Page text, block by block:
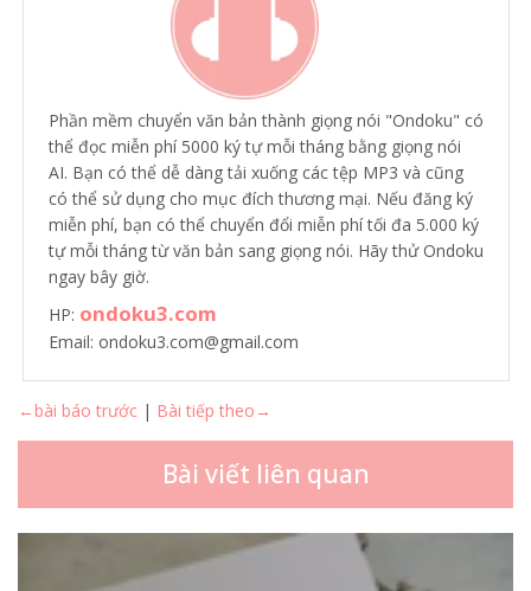
Phần mềm chuyển văn bản thành giọng nói "Ondoku" có
thể đọc miễn phí 5000 ký tự mỗi tháng bằng giọng nói
AI. Bạn có thể dễ dàng tải xuống các tệp MP3 và cũng
có thể sử dụng cho mục đích thương mại. Nếu đăng ký
miễn phí, bạn có thể chuyển đổi miễn phí tối đa 5.000 ký
tự mỗi tháng từ văn bản sang giọng nói. Hãy thử Ondoku
ngay bây giờ.
HP: ondoku3.com
Email: ondoku3.com@gmail.com
←bài báo trước | Bài tiếp theo→
Bài viết liên quan